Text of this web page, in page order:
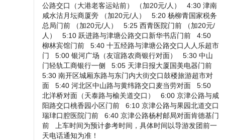
公路交口（大港老客运站前） （加20元/人）
4:30 津南
咸水沽月坛商厦旁 （加20元/人）
5:20 杨柳青国家税务
总局门前 （加20元/人）
5:25 西青医院门前 （加20元/
人）
5:10 跃进路与津塘公路交口新华书店门前
4:50
柳林宾馆门前
5:40 十五经路与津塘公路交口人人乐超市
门
5:00 银河广场（友谊路农商银行对面）
5:30 中山
门轻轨工商银行一侧
5:05 天津日报大厦国美电器门前
5:30 南开区城厢东路与东门内大街交口鼓楼旅游超市对
面
5:40 河北区中山路与黄纬路交口麦当劳对面
5:50
北洋桥对面（天泰路与榆关道交口）
6:00 京津公路与咸
阳路交口桃香园小区门前
6:10 京津公路与果园北道交口
瑞珒口腔医院门前
6:40 京津公路杨村邮局对面肯德基门
前
上车时间为预计参考时间，具体时间以导游发团前一
天电话通知为准！